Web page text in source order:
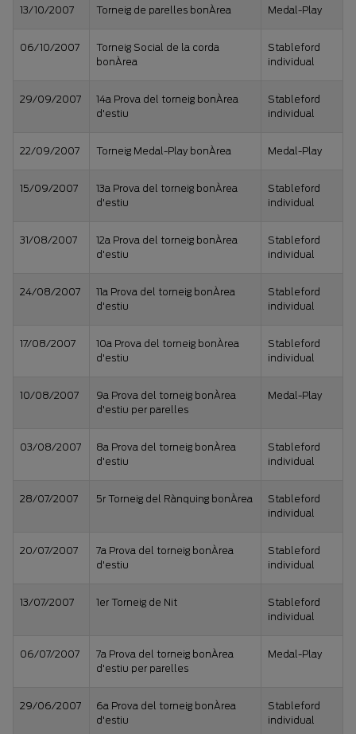
13/10/2007 Torneig de parelles bonÀrea Medal-Play
06/10/2007
Torneig Social de la corda
bonÀrea
Stableford
individual
29/09/2007
14a Prova del torneig bonÀrea
d'estiu
Stableford
individual
22/09/2007 Torneig Medal-Play bonÀrea Medal-Play
15/09/2007
13a Prova del torneig bonÀrea
d'estiu
Stableford
individual
31/08/2007
12a Prova del torneig bonÀrea
d'estiu
Stableford
individual
24/08/2007
11a Prova del torneig bonÀrea
d'estiu
Stableford
individual
17/08/2007
10a Prova del torneig bonÀrea
d'estiu
Stableford
individual
10/08/2007
9a Prova del torneig bonÀrea
d'estiu per parelles
Medal-Play
03/08/2007
8a Prova del torneig bonÀrea
d'estiu
Stableford
individual
28/07/2007 5r Torneig del Rànquing bonÀrea
Stableford
individual
20/07/2007
7a Prova del torneig bonÀrea
d'estiu
Stableford
individual
13/07/2007 1er Torneig de Nit
Stableford
individual
06/07/2007
7a Prova del torneig bonÀrea
d'estiu per parelles
Medal-Play
29/06/2007
6a Prova del torneig bonÀrea
d'estiu
Stableford
individual